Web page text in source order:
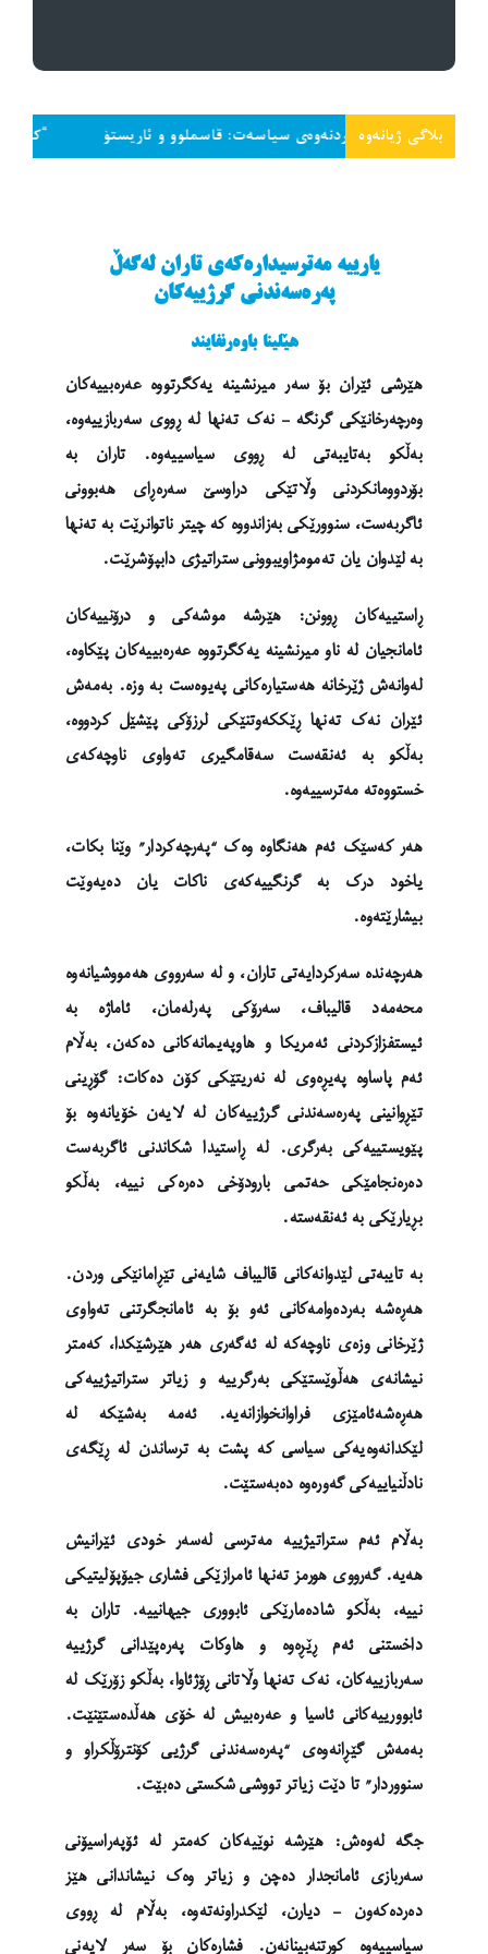
بلاگی ژیانەوە
کردنەوەی سیاسەت: قاسملوو و ئاریستۆ “کەمێک سەر
یارییە مەترسیدارەکەی تاران لەگەڵ
پەرەسەندنی گرژییەکان
هێلینا باوەرنفایند
هێرشی ئێران بۆ سەر میرنشینە یەکگرتووە عەرەبییەکان
وەرچەرخانێکی گرنگە – نەک تەنها لە ڕووی سەربازییەوە،
بەڵکو بەتایبەتی لە ڕووی سیاسییەوە. تاران بە
بۆردوومانکردنی وڵاتێکی دراوسێ سەرەڕای هەبوونی
ئاگربەست، سنوورێکی بەزاندووە کە چیتر ناتوانرێت بە تەنها
بە لێدوان یان تەمومژاویبوونی ستراتیژی دابپۆشرێت.
ڕاستییەکان ڕوونن: هێرشە موشەکی و درۆنییەکان
ئامانجیان لە ناو میرنشینە یەکگرتووە عەرەبییەکان پێکاوە،
لەوانەش ژێرخانە هەستیارەکانی پەیوەست بە وزە. بەمەش
ئێران نەک تەنها ڕێککەوتنێکی لرزۆکی پێشێل کردووە،
بەڵکو بە ئەنقەست سەقامگیری تەواوی ناوچەکەی
خستووەتە مەترسییەوە.
هەر کەسێک ئەم هەنگاوە وەک “پەرچەکردار” وێنا بکات،
یاخود درک بە گرنگییەکەی ناکات یان دەیەوێت
بیشارێتەوە.
هەرچەندە سەرکردایەتی تاران، و لە سەرووی هەمووشیانەوە
محەمەد قالیباف، سەرۆکی پەرلەمان، ئاماژە بە
ئیستفزازکردنی ئەمریکا و هاوپەیمانەکانی دەکەن، بەڵام
ئەم پاساوە پەیڕەوی لە نەریتێکی کۆن دەکات: گۆڕینی
تێڕوانینی پەرەسەندنی گرژییەکان لە لایەن خۆیانەوە بۆ
پێویستییەکی بەرگری. لە ڕاستیدا شکاندنی ئاگربەست
دەرەنجامێکی حەتمی بارودۆخی دەرەکی نییە، بەڵکو
بڕیارێکی بە ئەنقەستە.
بە تایبەتی لێدوانەکانی قالیباف شایەنی تێڕامانێکی وردن.
هەڕەشە بەردەوامەکانی ئەو بۆ بە ئامانجگرتنی تەواوی
ژێرخانی وزەی ناوچەکە لە ئەگەری هەر هێرشێکدا، کەمتر
نیشانەی هەڵوێستێکی بەرگرییە و زیاتر ستراتیژییەکی
هەڕەشەئامێزی فراوانخوازانەیە. ئەمە بەشێکە لە
لێکدانەوەیەکی سیاسی کە پشت بە ترساندن لە ڕێگەی
نادڵنیاییەکی گەورەوە دەبەستێت.
بەڵام ئەم ستراتیژییە مەترسی لەسەر خودی ئێرانیش
هەیە. گەرووی هورمز تەنها ئامرازێکی فشاری جیۆپۆلیتیکی
نییە، بەڵکو شادەمارێکی ئابووری جیهانییە. تاران بە
داخستنی ئەم ڕێڕەوە و هاوکات پەرەپێدانی گرژییە
سەربازییەکان، نەک تەنها وڵاتانی ڕۆژئاوا، بەڵکو زۆرێک لە
ئابوورییەکانی ئاسیا و عەرەبیش لە خۆی هەڵدەستێنێت.
بەمەش گێڕانەوەی “پەرەسەندنی گرژیی کۆنترۆڵکراو و
سنووردار” تا دێت زیاتر تووشی شکستی دەبێت.
جگە لەوەش: هێرشە نوێیەکان کەمتر لە ئۆپەراسیۆنی
سەربازی ئامانجدار دەچن و زیاتر وەک نیشاندانی هێز
دەردەکەون – دیارن، لێکدراونەتەوە، بەڵام لە ڕووی
سیاسییەوە کورتنەبینانەن. فشارەکان بۆ سەر لایەنی